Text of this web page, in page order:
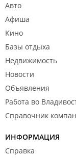
Авто
Афиша
Кино
Базы отдыха
Недвижимость
Новости
Объявления
Работа во
Справочник
ИНФОРМАЦИЯ
Справка